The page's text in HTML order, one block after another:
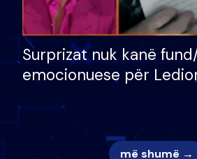
Surprizat nuk kanë
emocionuese për
nëna dhe fëmijët e tij,
nuk i mban dot lotët:
më shumë →